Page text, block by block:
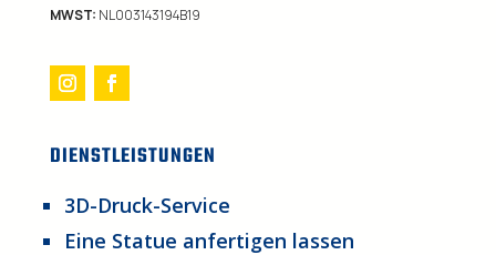
MWST: NL003143194B19
DIENSTLEISTUNGEN
3D-Druck-Service
Eine Statue anfertigen lassen